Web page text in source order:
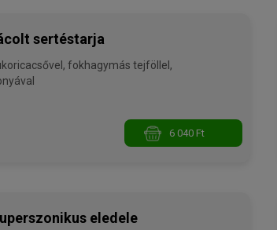
sertéstarja
fokhagymás tejföllel,
6 040 Ft
eledele